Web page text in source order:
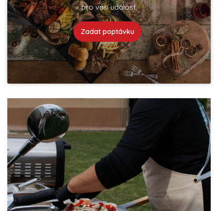
pro vaší událost.
Zadat poptávku